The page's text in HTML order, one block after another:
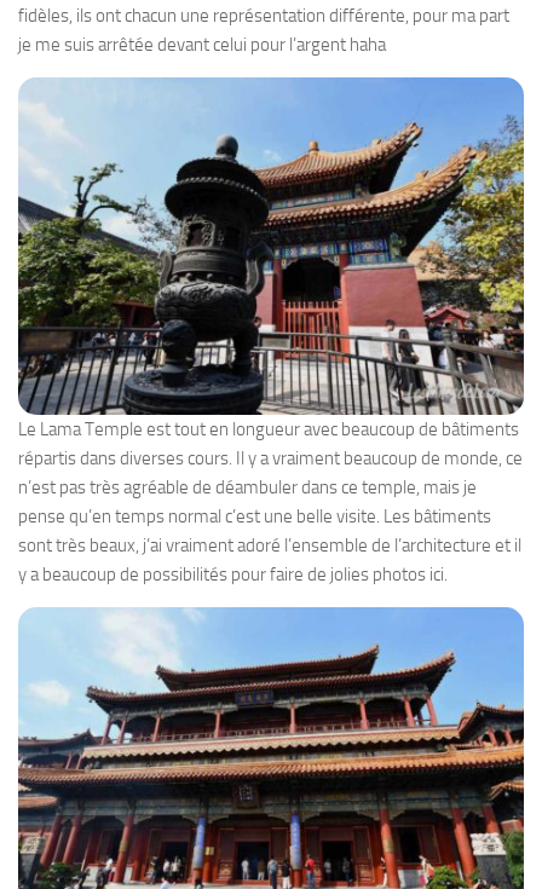
fidèles, ils ont chacun une représentation différente, pour ma part
je me suis arrêtée devant celui pour l’argent haha
Le Lama Temple est tout en longueur avec beaucoup de bâtiments
répartis dans diverses cours. Il y a vraiment beaucoup de monde, ce
n’est pas très agréable de déambuler dans ce temple, mais je
pense qu’en temps normal c’est une belle visite. Les bâtiments
sont très beaux, j’ai vraiment adoré l’ensemble de l’architecture et il
y a beaucoup de possibilités pour faire de jolies photos ici.